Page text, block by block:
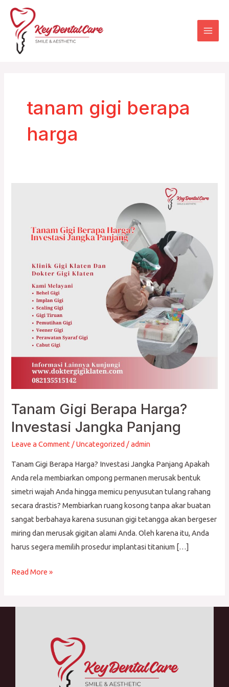
Skip
content
tanam gigi berapa
harga
Tanam Gigi Berapa Harga?
Investasi Jangka Panjang
Leave a Comment /Uncategorized /admin
Tanam Gigi Berapa Harga? Investasi Jangka Panjang Apakah
Anda rela membiarkan ompong permanen merusak bentuk
simetri wajah Anda hingga memicu penyusutan tulang rahang
secara drastis? Membiarkan ruang kosong tanpa akar buatan
sangat berbahaya karena susunan gigi tetangga akan bergeser
miring dan merusak gigitan alami Anda. Oleh karena itu, Anda
harus segera memilih prosedur implantasi titanium […]
Harga?
Panjang
Read More »